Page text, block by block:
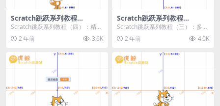
Scratch跳跃系列教程
（四）：精准着陆
Scratch跳跃系列教程（四）：精准
着陆 作者：小虎鲸Scratch资源站
... 2 年前 3.6K
Scratch跳跃系列教程
（三）：多段跳跃
Scratch跳跃系列教程（三）：多段
跳跃 作者：小虎鲸Scratch资源站
连...2 年前 4.0K